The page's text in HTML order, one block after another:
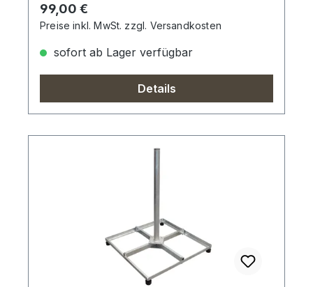
Regulärer Preis:
99,00 €
Preise inkl. MwSt. zzgl. Versandkosten
sofort ab Lager verfügbar
Details